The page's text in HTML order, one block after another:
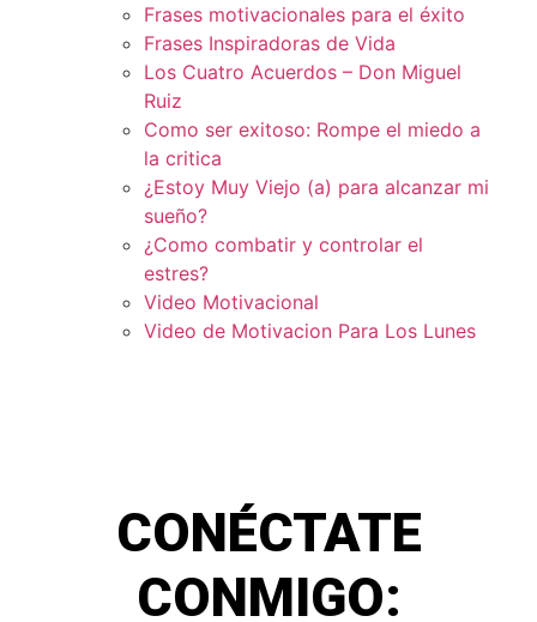
Frases motivacionales para el éxito
Frases Inspiradoras de Vida
Los Cuatro Acuerdos – Don Miguel
Ruiz
Como ser exitoso: Rompe el miedo a
la critica
¿Estoy Muy Viejo (a) para alcanzar mi
sueño?
¿Como combatir y controlar el
estres?
Video Motivacional
Video de Motivacion Para Los Lunes
CONÉCTATE
CONMIGO: